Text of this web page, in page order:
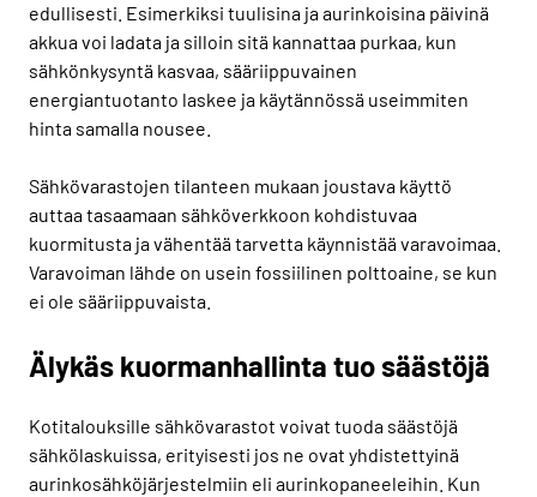
edullisesti. Esimerkiksi tuulisina ja aurinkoisina päivinä
akkua voi ladata ja silloin sitä kannattaa purkaa, kun
sähkönkysyntä kasvaa, sääriippuvainen
energiantuotanto laskee ja käytännössä useimmiten
hinta samalla nousee.
Sähkövarastojen tilanteen mukaan joustava käyttö
auttaa tasaamaan sähköverkkoon kohdistuvaa
kuormitusta ja vähentää tarvetta käynnistää varavoimaa.
Varavoiman lähde on usein fossiilinen polttoaine, se kun
ei ole sääriippuvaista.
Älykäs kuormanhallinta tuo säästöjä
Kotitalouksille sähkövarastot voivat tuoda säästöjä
sähkölaskuissa, erityisesti jos ne ovat yhdistettyinä
aurinkosähköjärjestelmiin eli aurinkopaneeleihin. Kun